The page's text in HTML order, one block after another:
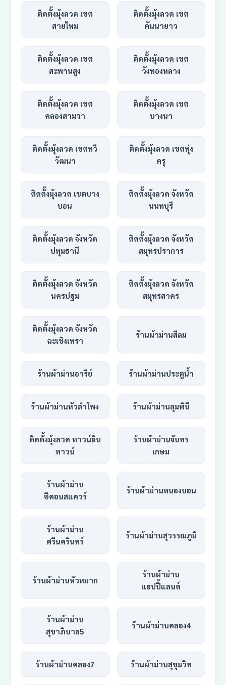
ติดตั้งมุ้งลวด เขต
สายไหม
ติดตั้งมุ้งลวด เขต
คันนายาว
ติดตั้งมุ้งลวด เขต
สะพานสูง
ติดตั้งมุ้งลวด เขต
วังทองหลาง
ติดตั้งมุ้งลวด เขต
คลองสามวา
ติดตั้งมุ้งลวด เขต
บางนา
ติดตั้งมุ้งลวด เขตทวี
วัฒนา
ติดตั้งมุ้งลวด เขตทุ่ง
ครุ
ติดตั้งมุ้งลวด เขตบาง
บอน
ติดตั้งมุ้งลวด จังหวัด
นนทบุรี
ติดตั้งมุ้งลวด จังหวัด
ปทุมธานี
ติดตั้งมุ้งลวด จังหวัด
สมุทรปราการ
ติดตั้งมุ้งลวด จังหวัด
นครปฐม
ติดตั้งมุ้งลวด จังหวัด
สมุทรสาคร
ติดตั้งมุ้งลวด จังหวัด
ฉะเชิงเทรา
ร้านผ้าม่านสีลม
ร้านผ้าม่านอารีย์ ร้านผ้าม่านประตูน้ำ
ร้านผ้าม่านหัวลำโพง ร้านผ้าม่านลุมพินี
ติดตั้งมุ้งลวด ทาวน์อิน
ทาวน์
ร้านผ้าม่านจันทร
เกษม
ร้านผ้าม่าน
ซีคอนสแควร์
ร้านผ้าม่านหนองบอน
ร้านผ้าม่าน
ศรีนครินทร์
ร้านผ้าม่านสุวรรณภูมิ
ร้านผ้าม่านหัวหมาก
ร้านผ้าม่าน
แฮปปี้แลนด์
ร้านผ้าม่าน
สุขาภิบาล5
ร้านผ้าม่านคลอง4
ร้านผ้าม่านคลอง7 ร้านผ้าม่านสุขุมวิท